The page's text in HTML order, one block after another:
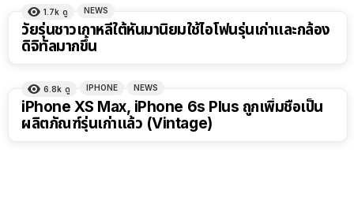
1.7k ดู NEWS
วัยรุ่นชาวเกาหลีใต้หันมานิยมใช้ไอโฟนรุ่นเก่าและกล้อง
ดิจิทัลมากขึ้น
6.8k ดู IPHONE NEWS
iPhone XS Max, iPhone 6s Plus ถูกเพิ่มชื่อเป็น
ผลิตภัณฑ์รุ่นเก่าแล้ว (Vintage)